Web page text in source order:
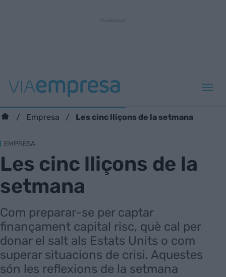
Empresa Les cinc lliçons de la setmana
EMPRESA
Les cinc lliçons de la
setmana
Com preparar-se per captar
finançament capital risc, què cal per
donar el salt als Estats Units o com
superar situacions de crisi. Aquestes
són les reflexions de la setmana